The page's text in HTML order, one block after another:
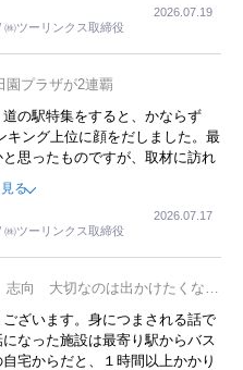
㈱ツーリンクス取締役
2026.07.19
園プラザが2連覇
の駅特集をすると、かならず
ング上位に顔をだしました。最
思ったものですが、取材に訪れ
興味深い話が次々が飛び出しま
出すことが２つあります。一つ
見学させ、サービス業、接客業
す。 もう一つは1800円もする
たり、社内に懸念もあったそう
バーの高級外車が停まっている
と確信したそうです。今回の記
る
㈱ツーリンクス取締役
2026.07.17
志向 大切なのは出かけたくなる
ざいます。身につまされる話で
なった施設は最寄り駅からバス
宅からだと、１時間以上かかり